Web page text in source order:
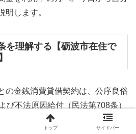
明します。
を理解する【砺波市在住で
の金銭消費貸借契約は、公序良俗
び不法原因給付（民法第708条）
は無効です。砺波市在住であって
トップ サイドバー